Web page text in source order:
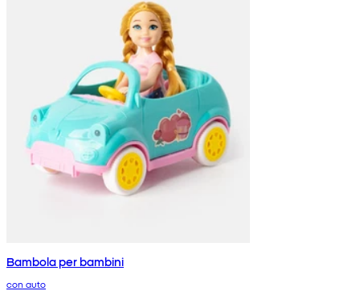
Bambola per bambini
con auto